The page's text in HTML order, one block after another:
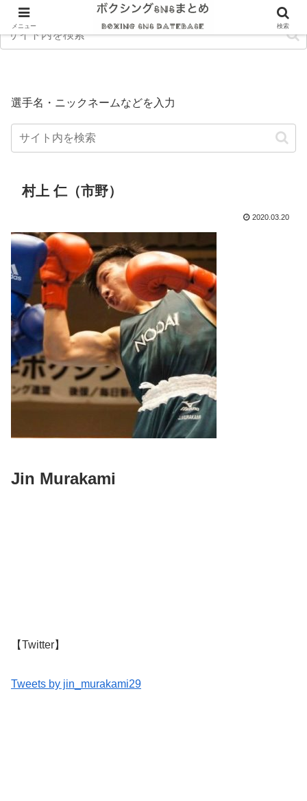
選手名・ニックネームなどを入力
村上 仁（市野）
2020.03.20
Jin Murakami
【Twitter】
Tweets by jin_murakami29
メニュー 検索